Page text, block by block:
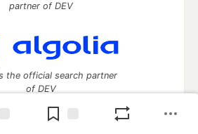
partner of DEV
the official search partner
of DEV